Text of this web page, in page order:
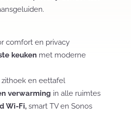
comfort en privacy
keuken met moderne
en eettafel
verwarming in alle ruimtes
Wi-Fi, smart TV en Sonos